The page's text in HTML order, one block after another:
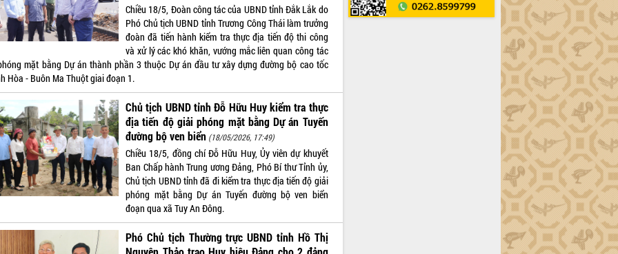
Chiều 18/5, Đoàn công tác của UBND tỉnh Đắk Lắk do
Phó Chủ tịch UBND tỉnh Trương Công Thái làm trưởng
đoàn đã tiến hành kiểm tra thực địa tiến độ thi công
và xử lý các khó khăn, vướng mắc liên quan công tác
mặt bằng Dự án thành phần 3 thuộc Dự án đầu tư xây dựng đường bộ cao tốc
Hòa - Buôn Ma Thuột giai đoạn 1.
Chủ tịch UBND tỉnh Đỗ Hữu Huy kiểm tra thực
địa tiến độ giải phóng mặt bằng Dự án Tuyến
đường bộ ven biển (18/05/2026, 17:49)
Chiều 18/5, đồng chí Đỗ Hữu Huy, Ủy viên dự khuyết
Ban Chấp hành Trung ương Đảng, Phó Bí thư Tỉnh ủy,
Chủ tịch UBND tỉnh đã đi kiểm tra thực địa tiến độ giải
phóng mặt bằng Dự án Tuyến đường bộ ven biển
đoạn qua xã Tuy An Đông.
Phó Chủ tịch Thường trực UBND tỉnh Hồ Thị